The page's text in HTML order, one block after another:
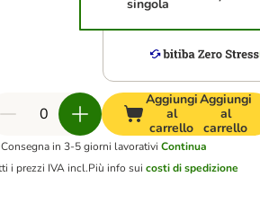
singola
Aggiungi
al
carrello
Aggiungi
al
carrello
Consegna in 3-5 giorni lavorativi Continua
i prezzi IVA incl.Più info sui costi di spedizione